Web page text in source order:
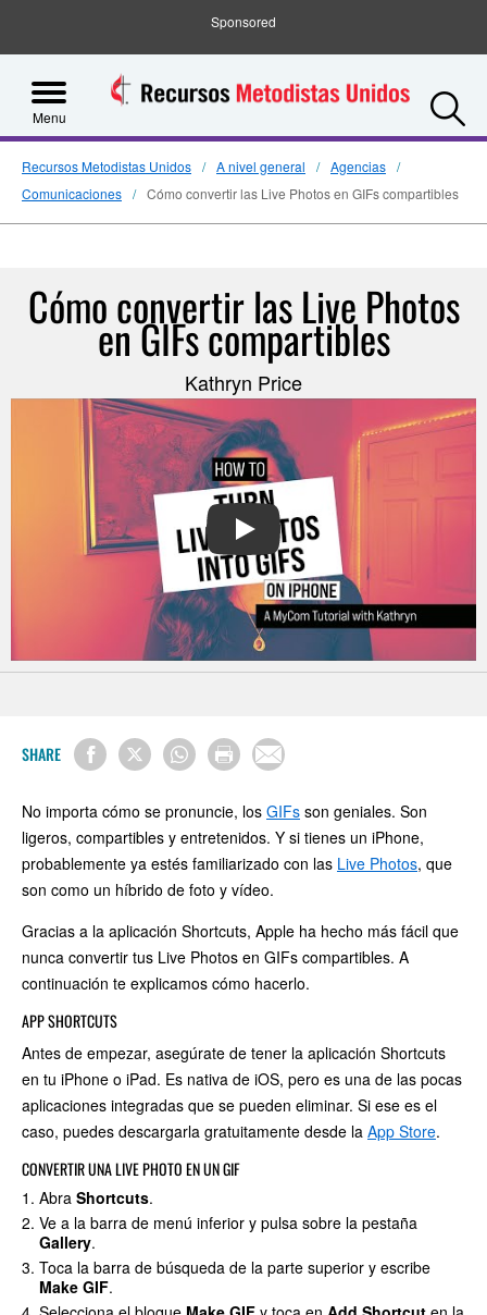
Sponsored
Menu
Recursos Metodistas Unidos A nivel general
Agencias
Comunicaciones
Cómo convertir las Live Photos en GIFs compartibles
Cómo convertir las Live Photos
en GIFs compartibles
Kathryn Price
PLAY
SHARE
No importa cómo se pronuncie, los GIFs son geniales. Son
ligeros, compartibles y entretenidos. Y si tienes un iPhone,
probablemente ya estés familiarizado con las Live Photos, que
son como un híbrido de foto y vídeo.
Gracias a la aplicación Shortcuts, Apple ha hecho más fácil que
nunca convertir tus Live Photos en GIFs compartibles. A
continuación te explicamos cómo hacerlo.
APP SHORTCUTS
Antes de empezar, asegúrate de tener la aplicación Shortcuts
en tu iPhone o iPad. Es nativa de iOS, pero es una de las pocas
aplicaciones integradas que se pueden eliminar. Si ese es el
caso, puedes descargarla gratuitamente desde la App Store.
CONVERTIR UNA LIVE PHOTO EN UN GIF
Abra Shortcuts.
Ve a la barra de menú inferior y pulsa sobre la pestaña
Gallery.
Toca la barra de búsqueda de la parte superior y escribe
Make GIF.